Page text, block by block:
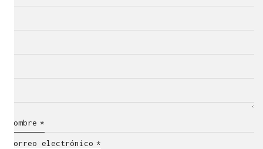
Nombre *
Correo electrónico *